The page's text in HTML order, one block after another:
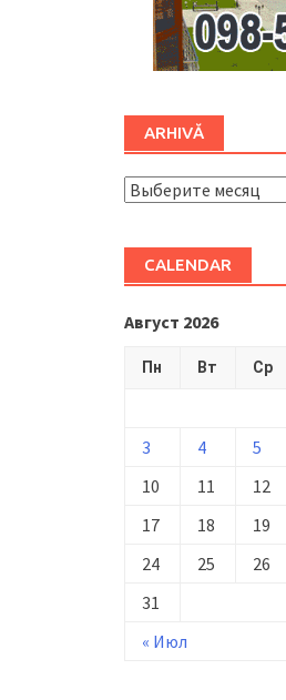
ARHIVĂ
ARHIVĂ
CALENDAR
Август 2026
Пн Вт Ср
« Июл
3
4 5
10
11 12
17
18 19
24
25 26
31